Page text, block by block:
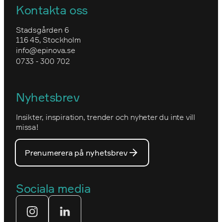
Optimizely kontra Sitecore
Uppgradera till Optimizely CMS 12
Granngården
IVA
Norwegian
Optimizelys webb
Prins Daniels Fellowship
Tekniksprånget
Nyheter
Utbildning i Optimizely CMS
Epinovas kärnvärden
Epinovas ledning
Hur vi arbetar
Nova Consulting Group
Utmärkelser
Våra medarbetare
Våra partners
Kontakta oss
Stadsgården 6
116 45, Stockholm
info@epinova.se
0733 - 300 702
Nyhetsbrev
Insikter, inspiration, trender och nyheter du inte vill
missa!
Prenumerera på nyhetsbrev
Sociala media